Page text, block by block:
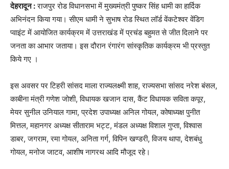
देहरादून :राजपुर रोड विधानसभा में मुख्यमंत्री पुष्कर सिंह धामी का हार्दिक
अभिनंदन किया गया। सीएम धामी ने सुभाष रोड स्थित लॉर्ड वेंकटेश्वर वेंडिग
प्वाइंट में आयोजित कार्यक्रम में उत्तराखंड में प्रचंड बहुमत से जीत दिलाने पर
जनता का आभार जताया। इस दौरान रंगारंग सांस्कृतिक कार्यक्रम भी प्रस्तुत
किये गए ।
इस अवसर पर टिहरी सांसद माला राज्यलक्ष्मी शाह, राज्यसभा सांसद नरेश बंसल,
काबीना मंत्री गणेश जोशी, विधायक खजान दास, कैंट विधायक सविता कपूर,
मेयर सुनील उनियाल गामा, प्रदेश उपाध्यक्ष अनिल गोयल, कोषाध्यक्ष पुनीत
मित्तल, महानगर अध्यक्ष सीताराम भट्ट, मंडल अध्यक्ष विशाल गुप्ता, विश्वास
डाबर, जगराम, रमा गोयल, अनिता गर्ग, विपिन खण्डरी, विजय थापा, देशबंधु
गोयल, मनोज जाटव, आशीष नागरथ आदि मौजूद रहे।